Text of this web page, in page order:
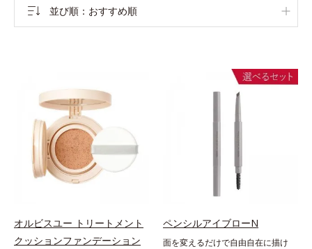
並び順 おすすめ順
オルビスユー トリートメント
クッションファンデーション
ペンシルアイブローN
面を変えるだけで自由自在に描け